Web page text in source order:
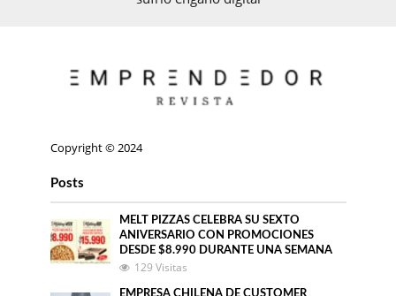
Copyright © 2024
Posts
MELT PIZZAS CELEBRA SU SEXTO
ANIVERSARIO CON PROMOCIONES
DESDE $8.990 DURANTE UNA SEMANA
129 Visitas
EMPRESA CHILENA DE CUSTOMER